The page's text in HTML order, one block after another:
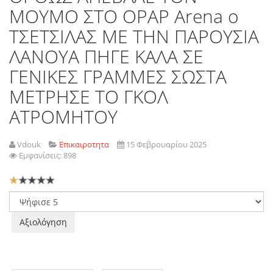
ΜΟΥΜΟ ΣΤΟ OPAP Arena o
TΣΕΤΣΙΛΑΣ ΜΕ ΤΗΝ ΠΑΡΟΥΣΙΑ
ΛΑΝΟΥΑ ΠΗΓΕ ΚΑΛΑ ΣΕ
ΓΕΝΙΚΕΣ ΓΡΑΜΜΕΣ ΣΩΣΤΑ
ΜΕΤΡΗΣΕ ΤΟ ΓΚΟΛ
ΑΤΡΟΜΗΤΟΥ
Vdouk Επικαιροτητα
15 Φεβρουαρίου 2025
Εμφανίσεις: 898
Αξιολόγηση
Χρήστη:1/5
Παρακαλώ
αξιολογήστε